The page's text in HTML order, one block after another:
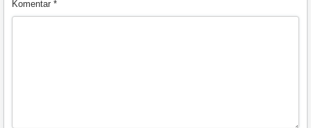
Komentar *